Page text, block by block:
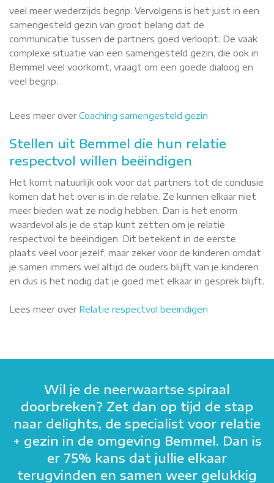
veel meer wederzijds begrip. Vervolgens is het juist in een
samengesteld gezin van groot belang dat de
communicatie tussen de partners goed verloopt. De vaak
complexe situatie van een samengesteld gezin, die ook in
Bemmel veel voorkomt, vraagt om een goede dialoog en
veel begrip.
Lees meer overCoaching samengesteld gezin
Stellen uit Bemmel die hun relatie
respectvol willen beëindigen
Het komt natuurlijk ook voor dat partners tot de conclusie
komen dat het over is in de relatie. Ze kunnen elkaar niet
meer bieden wat ze nodig hebben. Dan is het enorm
waardevol als je de stap kunt zetten om je relatie
respectvol te beëindigen. Dit betekent in de eerste
plaats veel voor jezelf, maar zeker voor de kinderen omdat
je samen immers wel altijd de ouders blijft van je kinderen
en dus is het nodig dat je goed met elkaar in gesprek blijft.
Lees meer over Relatie respectvol beëindigen
Wil je de neerwaartse spiraal
doorbreken? Zet dan op tijd de stap
naar delights, de specialist voor relatie
+ gezin in de omgeving Bemmel. Dan is
er 75% kans dat jullie elkaar
terugvinden en samen weer gelukkig